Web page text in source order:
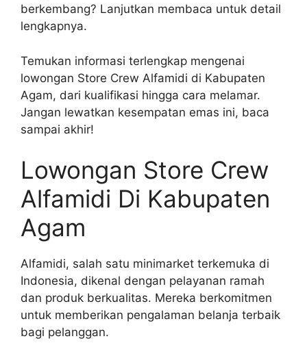
berkembang? Lanjutkan membaca untuk detail
lengkapnya.
Temukan informasi terlengkap mengenai
lowongan Store Crew Alfamidi di Kabupaten
Agam, dari kualifikasi hingga cara melamar.
Jangan lewatkan kesempatan emas ini, baca
sampai akhir!
Lowongan Store Crew
Alfamidi Di Kabupaten
Agam
Alfamidi, salah satu minimarket terkemuka di
Indonesia, dikenal dengan pelayanan ramah
dan produk berkualitas. Mereka berkomitmen
untuk memberikan pengalaman belanja terbaik
bagi pelanggan.